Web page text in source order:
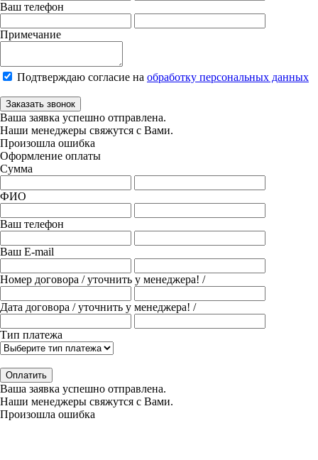
Ваш телефон
Примечание
Подтверждаю согласие на обработку персональных данных
Заказать звонок
Ваша заявка успешно отправлена.
Наши менеджеры свяжутся с Вами.
Произошла ошибка
Оформление оплаты
Сумма
ФИО
Ваш телефон
Ваш E-mail
Номер договора / уточнить у менеджера! /
Дата договора / уточнить у менеджера! /
Тип платежа
Оплатить
Ваша заявка успешно отправлена.
Наши менеджеры свяжутся с Вами.
Произошла ошибка